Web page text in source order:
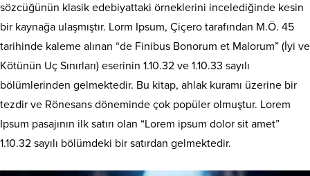
sözcüğünün klasik edebiyattaki örneklerini incelediğinde kesin
bir kaynağa ulaşmıştır. Lorm Ipsum, Çiçero tarafından M.Ö. 45
tarihinde kaleme alınan “de Finibus Bonorum et Malorum” (İyi ve
Kötünün Uç Sınırları) eserinin 1.10.32 ve 1.10.33 sayılı
bölümlerinden gelmektedir. Bu kitap, ahlak kuramı üzerine bir
tezdir ve Rönesans döneminde çok popüler olmuştur. Lorem
Ipsum pasajının ilk satırı olan “Lorem ipsum dolor sit amet”
1.10.32 sayılı bölümdeki bir satırdan gelmektedir.